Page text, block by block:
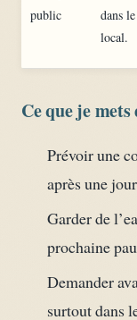
public
dans
local.
Ce que je mets
Prévoir une
après une
Garder de
prochaine
Demander
surtout dans